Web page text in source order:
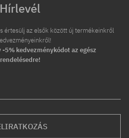
Hírlevél
értesülj az elsők között új termékeinkről
-5% kedvezménykódot az egész
rendelésedre!